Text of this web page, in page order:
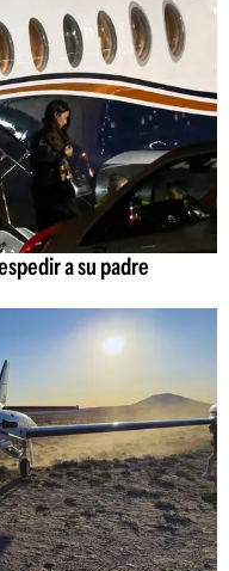
a su padre